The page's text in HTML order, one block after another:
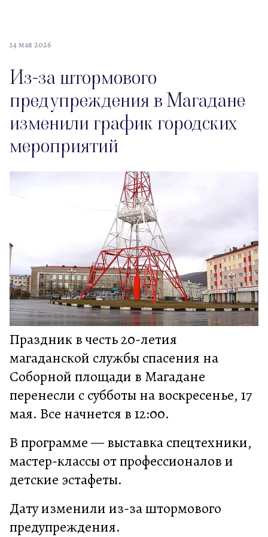
14 мая 2026
Из-за штормового
предупреждения в Магадане
изменили график городских
мероприятий
Праздник в честь 20-летия
магаданской службы спасения на
Соборной площади в Магадане
перенесли с субботы на воскресенье, 17
мая. Все начнется в 12:00.
В программе — выставка спецтехники,
мастер-классы от профессионалов и
детские эстафеты.
Дату изменили из-за штормового
предупреждения.